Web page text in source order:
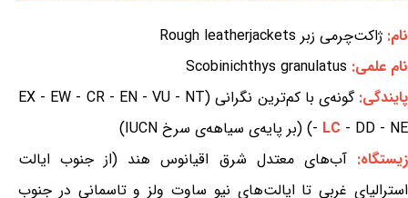
نام: ژاکت‌چرمی زبر Rough leatherjackets
نام علمی: Scobinichthys granulatus
پایندگی:
گونه‌ی با کم‌ترین نگرانی (EX - EW - CR - EN - VU - NT
- LC - DD - NE) (بر پایه‌ی سیاهه‌ی سرخ IUCN)
زیستگاه:آب‌های معتدل شرق اقیانوس هند (از جنوب ایالت
استرالیای غربی تا ایالت‌های نیو ساوت ولز و تاسمانی در جنوب